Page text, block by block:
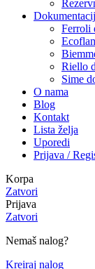
Ferroli
Riello
Sime
O nama
Blog
Kontakt
Lista želja
Uporedi
Prijava /
Korpa
Zatvori
Prijava
Zatvori
Nemaš nalog?
Kreiraj nalog